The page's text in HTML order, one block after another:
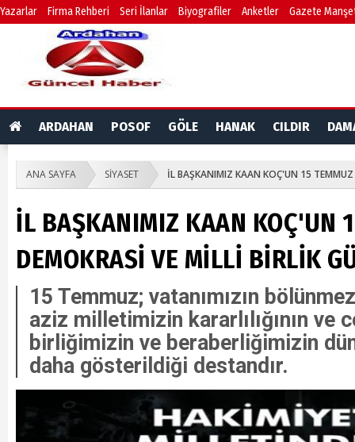
Yazarlar Firma Rehberi Seri İlanlar Biyografiler Anketler Gazete
ARDAHAN POSOF GÖLE HANAK CILDIR
ANA SAYFA SİYASET İL BAŞKANIMIZ KAAN KOÇ'UN 15
İL BAŞKANIMIZ KAAN KOÇ'UN
DEMOKRASİ VE MİLLİ BİRLİK
15 Temmuz; vatanımızın
aziz milletimizin kararlılığının ve
birliğimizin ve beraberliğimizin
daha gösterildiği destandır.